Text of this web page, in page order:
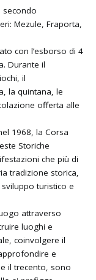
secondo
Mezule, Fraporta,
con l’esborso di 4
Durante il
il
la quintana, le
offerta alle
1968, la Corsa
Storiche
che più di
tradizione storica,
turistico e
attraverso
luoghi e
coinvolgere il
e
il trecento, sono